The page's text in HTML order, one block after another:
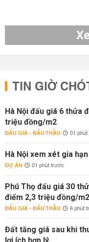
TIN GIỜ
Hà Nội đấu giá 6 thửa
triệu đồng/m2
ĐẤU GIÁ - ĐẤU THẦU 01
Hà Nội xem xét gia
DỰ ÁN 01 phút trước
Phú Thọ đấu giá 30
điểm 2,3 triệu đồng/m2
ĐẤU GIÁ - ĐẤU THẦU 6 phút
Đất tăng giá sau khi